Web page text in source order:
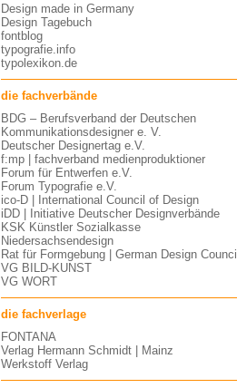
Design made in Germany
Design Tagebuch
fontblog
typografie.info
typolexikon.de
die fachverbände
BDG – Berufsverband der Deutschen
Kommunikationsdesigner e. V.
Deutscher Designertag e.V.
f:mp | fachverband medienproduktioner
Forum für Entwerfen e.V.
Forum Typografie e.V.
ico-D | International Council of Design
iDD | Initiative Deutscher Designverbände
KSK Künstler Sozialkasse
Niedersachsendesign
Rat für Formgebung | German Design Council
VG BILD-KUNST
VG WORT
die fachverlage
FONTANA
Verlag Hermann Schmidt | Mainz
Werkstoff Verlag